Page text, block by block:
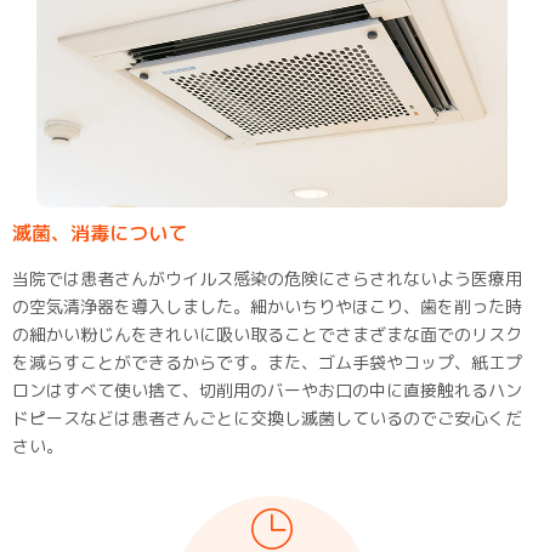
滅菌、消毒について
当院では患者さんがウイルス感染の危険にさらされないよう医療用
の空気清浄器を導入しました。細かいちりやほこり、歯を削った時
の細かい粉じんをきれいに吸い取ることでさまざまな面でのリスク
を減らすことができるからです。また、ゴム手袋やコップ、紙エプ
ロンはすべて使い捨て、切削用のバーやお口の中に直接触れるハン
ドピースなどは患者さんごとに交換し滅菌しているのでご安心くだ
さい。